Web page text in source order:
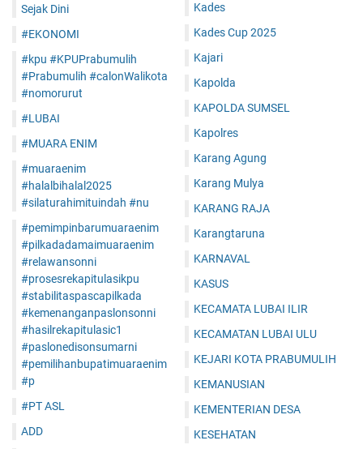
Sejak Dini
#EKONOMI
#kpu #KPUPrabumulih
#Prabumulih #calonWalikota
#nomorurut
#LUBAI
#MUARA ENIM
#muaraenim
#halalbihalal2025
#silaturahimituindah #nu
#pemimpinbarumuaraenim
#pilkadadamaimuaraenim
#relawansonni
#prosesrekapitulasikpu
#stabilitaspascapilkada
#kemenanganpaslonsonni
#hasilrekapitulasic1
#paslonedisonsumarni
#pemilihanbupatimuaraenim
#p
#PT ASL
ADD
Kades
Kades Cup 2025
Kajari
Kapolda
KAPOLDA SUMSEL
Kapolres
Karang Agung
Karang Mulya
KARANG RAJA
Karangtaruna
KARNAVAL
KASUS
KECAMATA LUBAI ILIR
KECAMATAN LUBAI ULU
KEJARI KOTA PRABUMULIH
KEMANUSIAN
KEMENTERIAN DESA
KESEHATAN